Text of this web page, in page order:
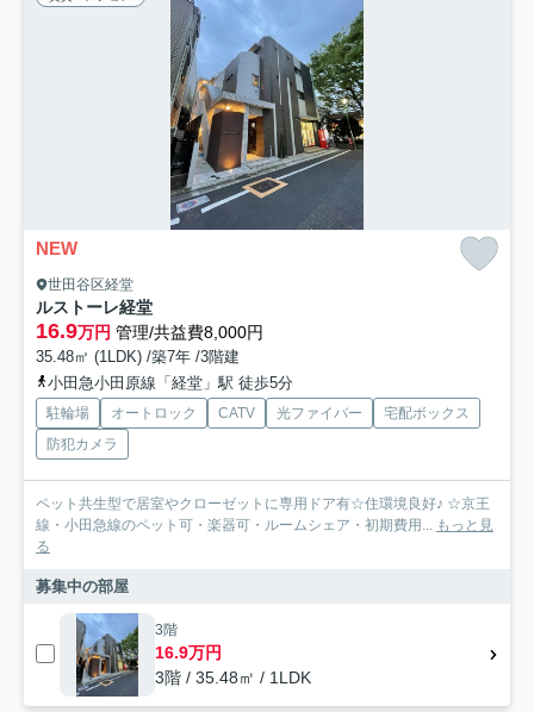
NEW
世田谷区経堂
ルストーレ経堂
16.9万円 管理/共益費8,000円
35.48㎡ (1LDK) /築7年 /3階建
小田急小田原線「経堂」駅 徒歩5分
駐輪場 オートロック CATV 光ファイバー
宅配ボックス
防犯カメラ
ペット共生型で居室やクローゼットに専用ドア有☆住環境良好♪ ☆京王
線・小田急線のペット可・楽器可・ルームシェア・初期費用...
もっと見
る
募集中の部屋
3階
16.9万円
3階 / 35.48㎡ / 1LDK